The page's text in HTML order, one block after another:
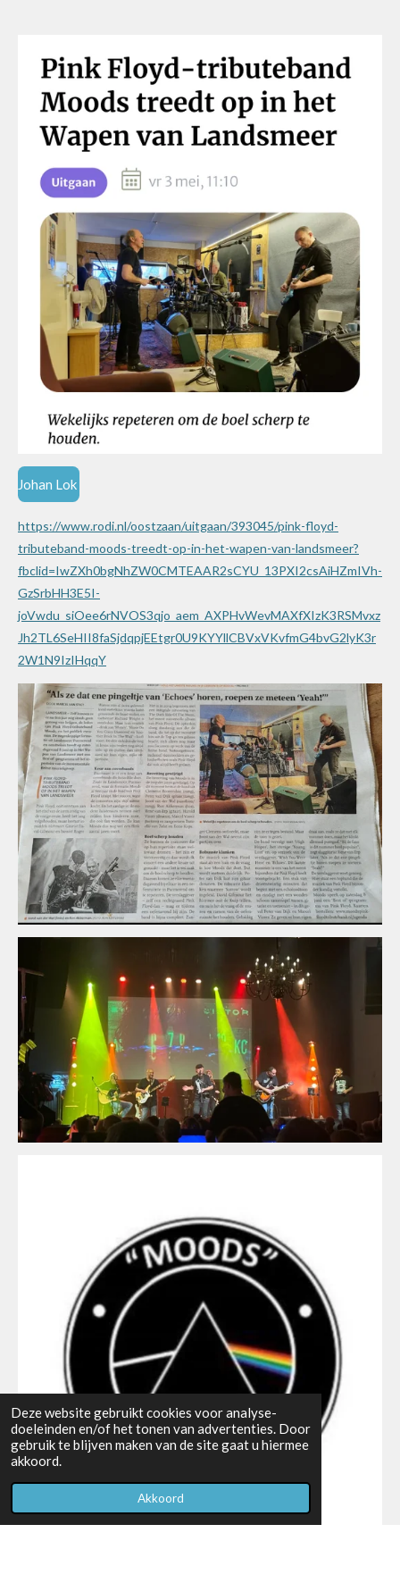
Deze website gebruikt cookies voor analyse-
doeleinden en/of het tonen van advertenties. Door
gebruik te blijven maken van de site gaat u hiermee
akkoord.
Akkoord
Johan Lok
https://www.rodi.nl/oostzaan/uitgaan/393045/pink-floyd-
tributeband-moods-treedt-op-in-het-wapen-van-landsmeer?
fbclid=IwZXh0bgNhZW0CMTEAAR2sCYU_13PXI2csAiHZmIVh-
GzSrbHH3E5I-
joVwdu_siOee6rNVOS3qjo_aem_AXPHvWevMAXfXIzK3RSMvxz
Jh2TL6SeHII8faSjdqpjEEtgr0U9KYYllCBVxVKvfmG4bvG2lyK3r
2W1N9IzIHqqY